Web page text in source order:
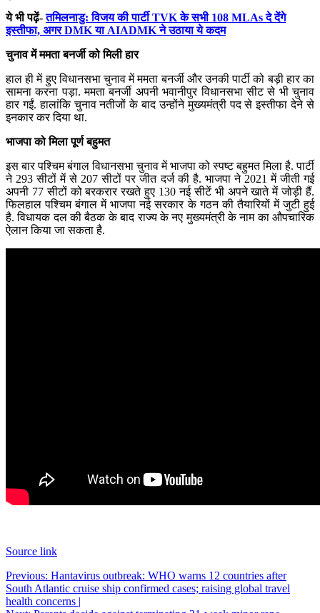
ये भी पढ़ें-तमिलनाडु: विजय की पार्टी TVK के सभी 108 MLAs दे देंगे
इस्तीफा, अगर DMK या AIADMK ने उठाया ये कदम
चुनाव में ममता बनर्जी को मिली हार
हाल ही में हुए विधानसभा चुनाव में ममता बनर्जी और उनकी पार्टी को बड़ी हार का
सामना करना पड़ा. ममता बनर्जी अपनी भवानीपुर विधानसभा सीट से भी चुनाव
हार गईं. हालांकि चुनाव नतीजों के बाद उन्होंने मुख्यमंत्री पद से इस्तीफा देने से
इनकार कर दिया था.
भाजपा को मिला पूर्ण बहुमत
इस बार पश्चिम बंगाल विधानसभा चुनाव में भाजपा को स्पष्ट बहुमत मिला है. पार्टी
ने 293 सीटों में से 207 सीटों पर जीत दर्ज की है. भाजपा ने 2021 में जीती गई
अपनी 77 सीटों को बरकरार रखते हुए 130 नई सीटें भी अपने खाते में जोड़ी हैं.
फिलहाल पश्चिम बंगाल में भाजपा नई सरकार के गठन की तैयारियों में जुटी हुई
है. विधायक दल की बैठक के बाद राज्य के नए मुख्यमंत्री के नाम का औपचारिक
ऐलान किया जा सकता है.
Source link
Post
navigation
Previous: Hantavirus outbreak: WHO warns 12 countries after
South Atlantic cruise ship confirmed cases; raising global travel
health concerns |